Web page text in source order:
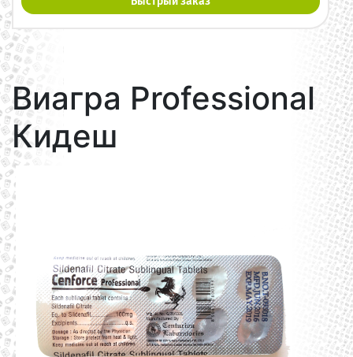
Виагра Professional
Кидеш